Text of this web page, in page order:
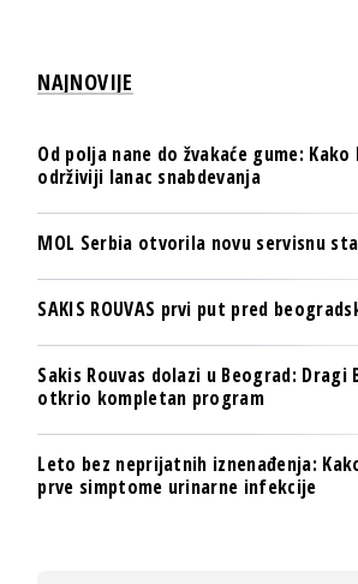
NAJNOVIJE
Od polja nane do žvakaće gume:
održiviji lanac snabdevanja
MOL Serbia otvorila novu servisnu
SAKIS ROUVAS prvi put pred
Sakis Rouvas dolazi u Beograd: Dragi
otkrio kompletan program
Leto bez neprijatnih iznenađenja:
prve simptome urinarne infekcije